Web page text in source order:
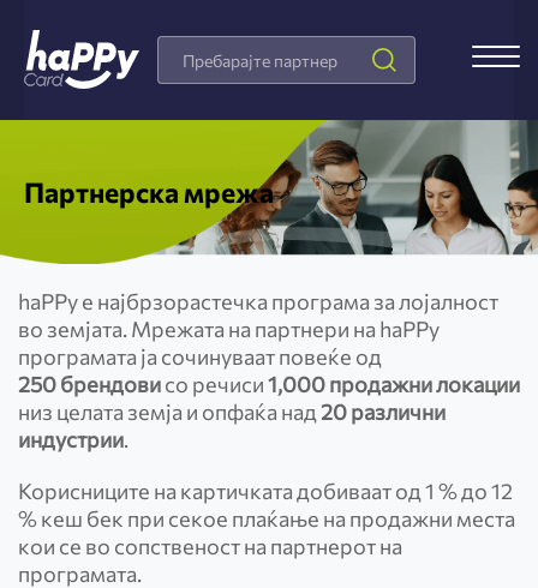
Search
Products
Партнерска мрежа
haPPy е најбрзорастечка програма за лојалност
во земјата. Мрежата на партнери на haPPy
програмата ја сочинуваат повеќе од
250 брендовисо речиси1,000продажни локации
низ целата земја и опфаќа над20 различни
индустрии.
Корисниците на картичката добиваат од 1 % до 12
% кеш бек при секое плаќање на продажни места
кои се во сопственост на партнерот на
програмата.